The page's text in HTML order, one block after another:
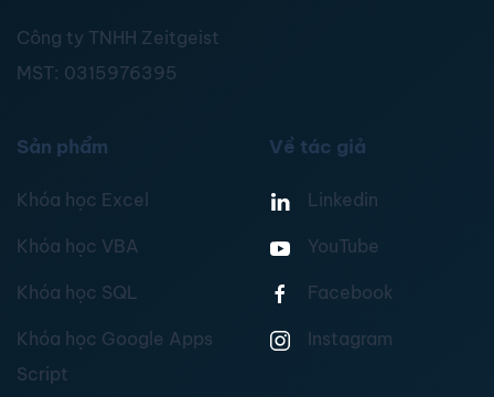
Công ty TNHH Zeitgeist
MST: 0315976395
Sản phẩm
Khóa học Excel
Khóa học VBA
Khóa học SQL
Khóa học Google Apps
Script
Về tác giả
Linkedin
YouTube
Facebook
Instagram